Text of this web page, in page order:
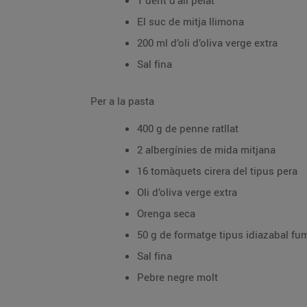
El suc de mitja llimona
200 ml d’oli d’oliva verge extra
Sal fina
Per a la pasta
400 g de penne ratllat
2 albergínies de mida mitjana
16 tomàquets cirera del tipus pera
Oli d’oliva verge extra
Orenga seca
50 g de formatge tipus idiazabal
Sal fina
Pebre negre molt